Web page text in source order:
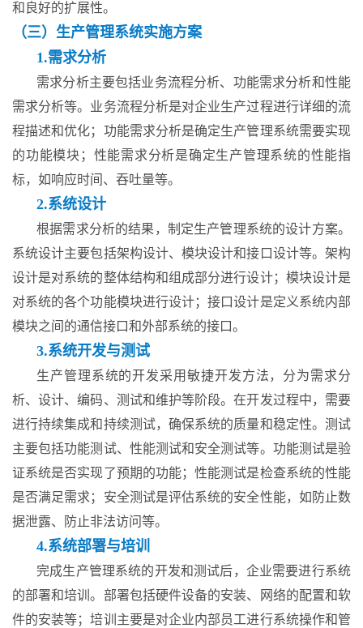
和良好的扩展性。
（三）生产管理系统实施方案
1.需求分析
需求分析主要包括业务流程分析、功能需求分析和性能
需求分析等。业务流程分析是对企业生产过程进行详细的流
程描述和优化；功能需求分析是确定生产管理系统需要实现
的功能模块；性能需求分析是确定生产管理系统的性能指
标，如响应时间、吞吐量等。
2.系统设计
根据需求分析的结果，制定生产管理系统的设计方案。
系统设计主要包括架构设计、模块设计和接口设计等。架构
设计是对系统的整体结构和组成部分进行设计；模块设计是
对系统的各个功能模块进行设计；接口设计是定义系统内部
模块之间的通信接口和外部系统的接口。
3.系统开发与测试
生产管理系统的开发采用敏捷开发方法，分为需求分
析、设计、编码、测试和维护等阶段。在开发过程中，需要
进行持续集成和持续测试，确保系统的质量和稳定性。测试
主要包括功能测试、性能测试和安全测试等。功能测试是验
证系统是否实现了预期的功能；性能测试是检查系统的性能
是否满足需求；安全测试是评估系统的安全性能，如防止数
据泄露、防止非法访问等。
4.系统部署与培训
完成生产管理系统的开发和测试后，企业需要进行系统
的部署和培训。部署包括硬件设备的安装、网络的配置和软
件的安装等；培训主要是对企业内部员工进行系统操作和管